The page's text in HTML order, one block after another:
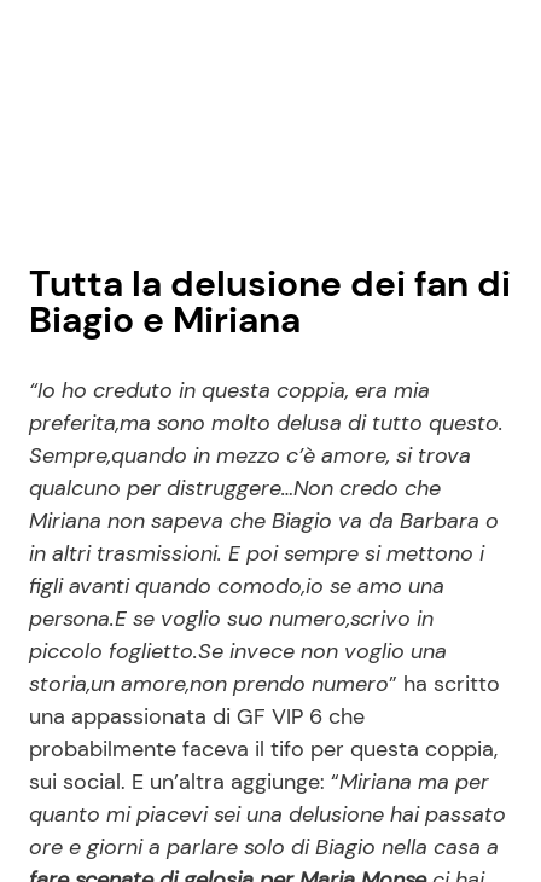
Tutta la delusione dei fan di
Biagio e Miriana
“Io ho creduto in questa coppia, era mia
preferita,ma sono molto delusa di tutto questo.
Sempre,quando in mezzo c’è amore, si trova
qualcuno per distruggere…Non credo che
Miriana non sapeva che Biagio va da Barbara o
in altri trasmissioni. E poi sempre si mettono i
figli avanti quando comodo,io se amo una
persona.E se voglio suo numero,scrivo in
piccolo foglietto.Se invece non voglio una
storia,un amore,non prendo numero” ha scritto
una appassionata di GF VIP 6 che
probabilmente faceva il tifo per questa coppia,
sui social. E un’altra aggiunge: “Miriana ma per
quanto mi piacevi sei una delusione hai passato
ore e giorni a parlare solo di Biagio nella casa a